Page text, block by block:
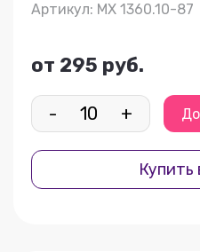
Артикул: МХ 1360.10-87
от 295 руб.
- +
Купить